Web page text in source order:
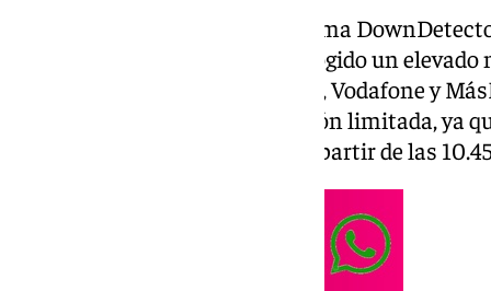
Durante la mañana, la plataforma
este tipo de incidencias, ha recogido un
relacionados con Yoigo, Orange, Vodafone y
problema ha tenido una duración limitada, ya
completamente restablecido a partir de las